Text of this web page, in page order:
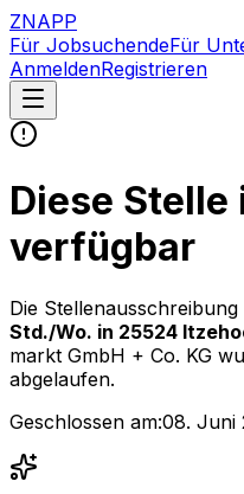
ZNAPP
Für JobsuchendeFür
AnmeldenRegistrieren
Diese
verfügbar
Die Stellenausschreibung
Std./Wo. in 25524
markt GmbH + Co. KG
abgelaufen.
Geschlossen am:08. Juni